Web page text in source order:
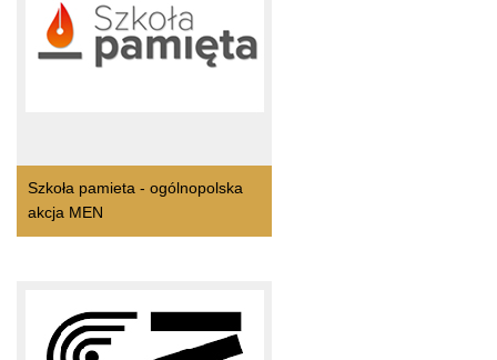
Szkoła pamieta - ogólnopolska
akcja MEN